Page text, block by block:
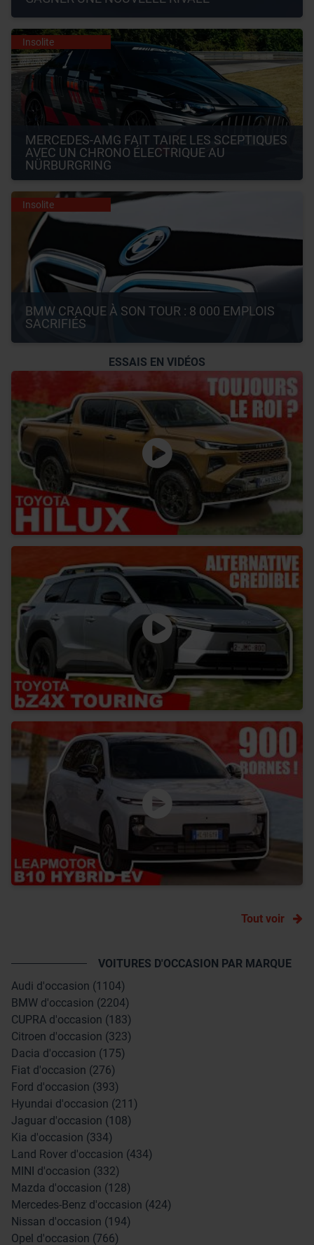
Insolite
MERCEDES-AMG FAIT TAIRE LES SCEPTIQUES
AVEC UN CHRONO ÉLECTRIQUE AU
NÜRBURGRING
Insolite
BMW CRAQUE À SON TOUR : 8 000 EMPLOIS
SACRIFIÉS
ESSAIS EN VIDÉOS
Tout voir
VOITURES D'OCCASION PAR MARQUE
Audi d'occasion (1104)
BMW d'occasion (2204)
CUPRA d'occasion (183)
Citroen d'occasion (323)
Dacia d'occasion (175)
Fiat d'occasion (276)
Ford d'occasion (393)
Hyundai d'occasion (211)
Jaguar d'occasion (108)
Kia d'occasion (334)
Land Rover d'occasion (434)
MINI d'occasion (332)
Mazda d'occasion (128)
Mercedes-Benz d'occasion (424)
Nissan d'occasion (194)
Opel d'occasion (766)